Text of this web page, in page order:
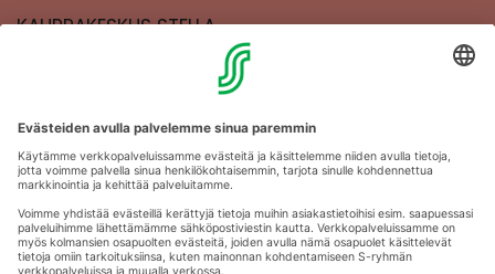
KAUPPAKESKUS STELLA
Aukioloajat
Anna palautetta
Kartat
Stellan esittely